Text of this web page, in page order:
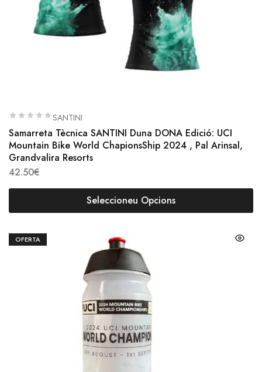
SANTINI
Samarreta Tècnica SANTINI Duna DONA Edició: UCI
Mountain Bike World ChapionsShip 2024 , Pal Arinsal,
Grandvalira Resorts
42.50€
Seleccioneu Opcions
OFERTA